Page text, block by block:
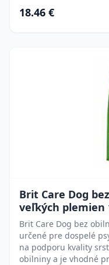
18.46 €
Brit Care Dog
veľkých plemien
Brit Care Dog bez
určené pre dospelé
na podporu kvality
obilniny a je vhodné